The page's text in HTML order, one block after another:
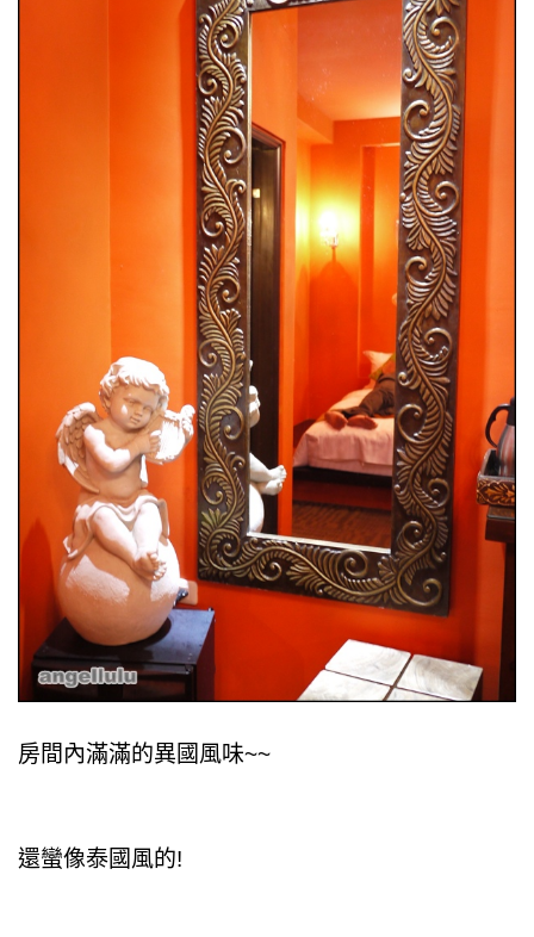
房間內滿滿的異國風味~~
還蠻像泰國風的!